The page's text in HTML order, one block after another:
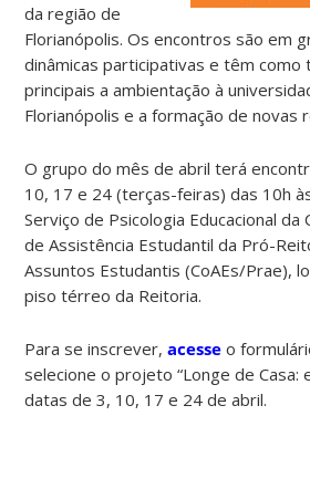
da região de
Florianópolis. Os encontros são em
dinâmicas participativas e têm como
principais a ambientação à
Florianópolis e a formação de novas
O grupo do mês de abril terá
10, 17 e 24 (terças-feiras) das 10h
Serviço de Psicologia Educacional da
de Assistência Estudantil da Pró-
Assuntos Estudantis (CoAEs/Prae),
piso térreo da Reitoria.
Para se inscrever,acesse o
selecione o projeto “Longe de Casa:
datas de 3, 10, 17 e 24 de abril.